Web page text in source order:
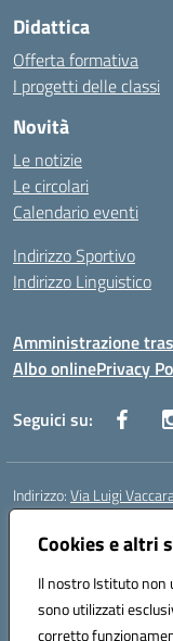
Cookies e altri
Il nostro Istituto non
sono utilizzati
corretto
Didattica
Offerta formativa
I progetti delle classi
Novità
Le notizie
Le circolari
Calendario eventi
Indirizzo Sportivo
Indirizzo Linguistico
Amministrazione
Albo onlinePrivacy
Seguici su:
Indirizzo:Via Luigi
Centralino:
Posta elettronica
Codice fiscale:
Codice meccanografico:
Codice Indice delle